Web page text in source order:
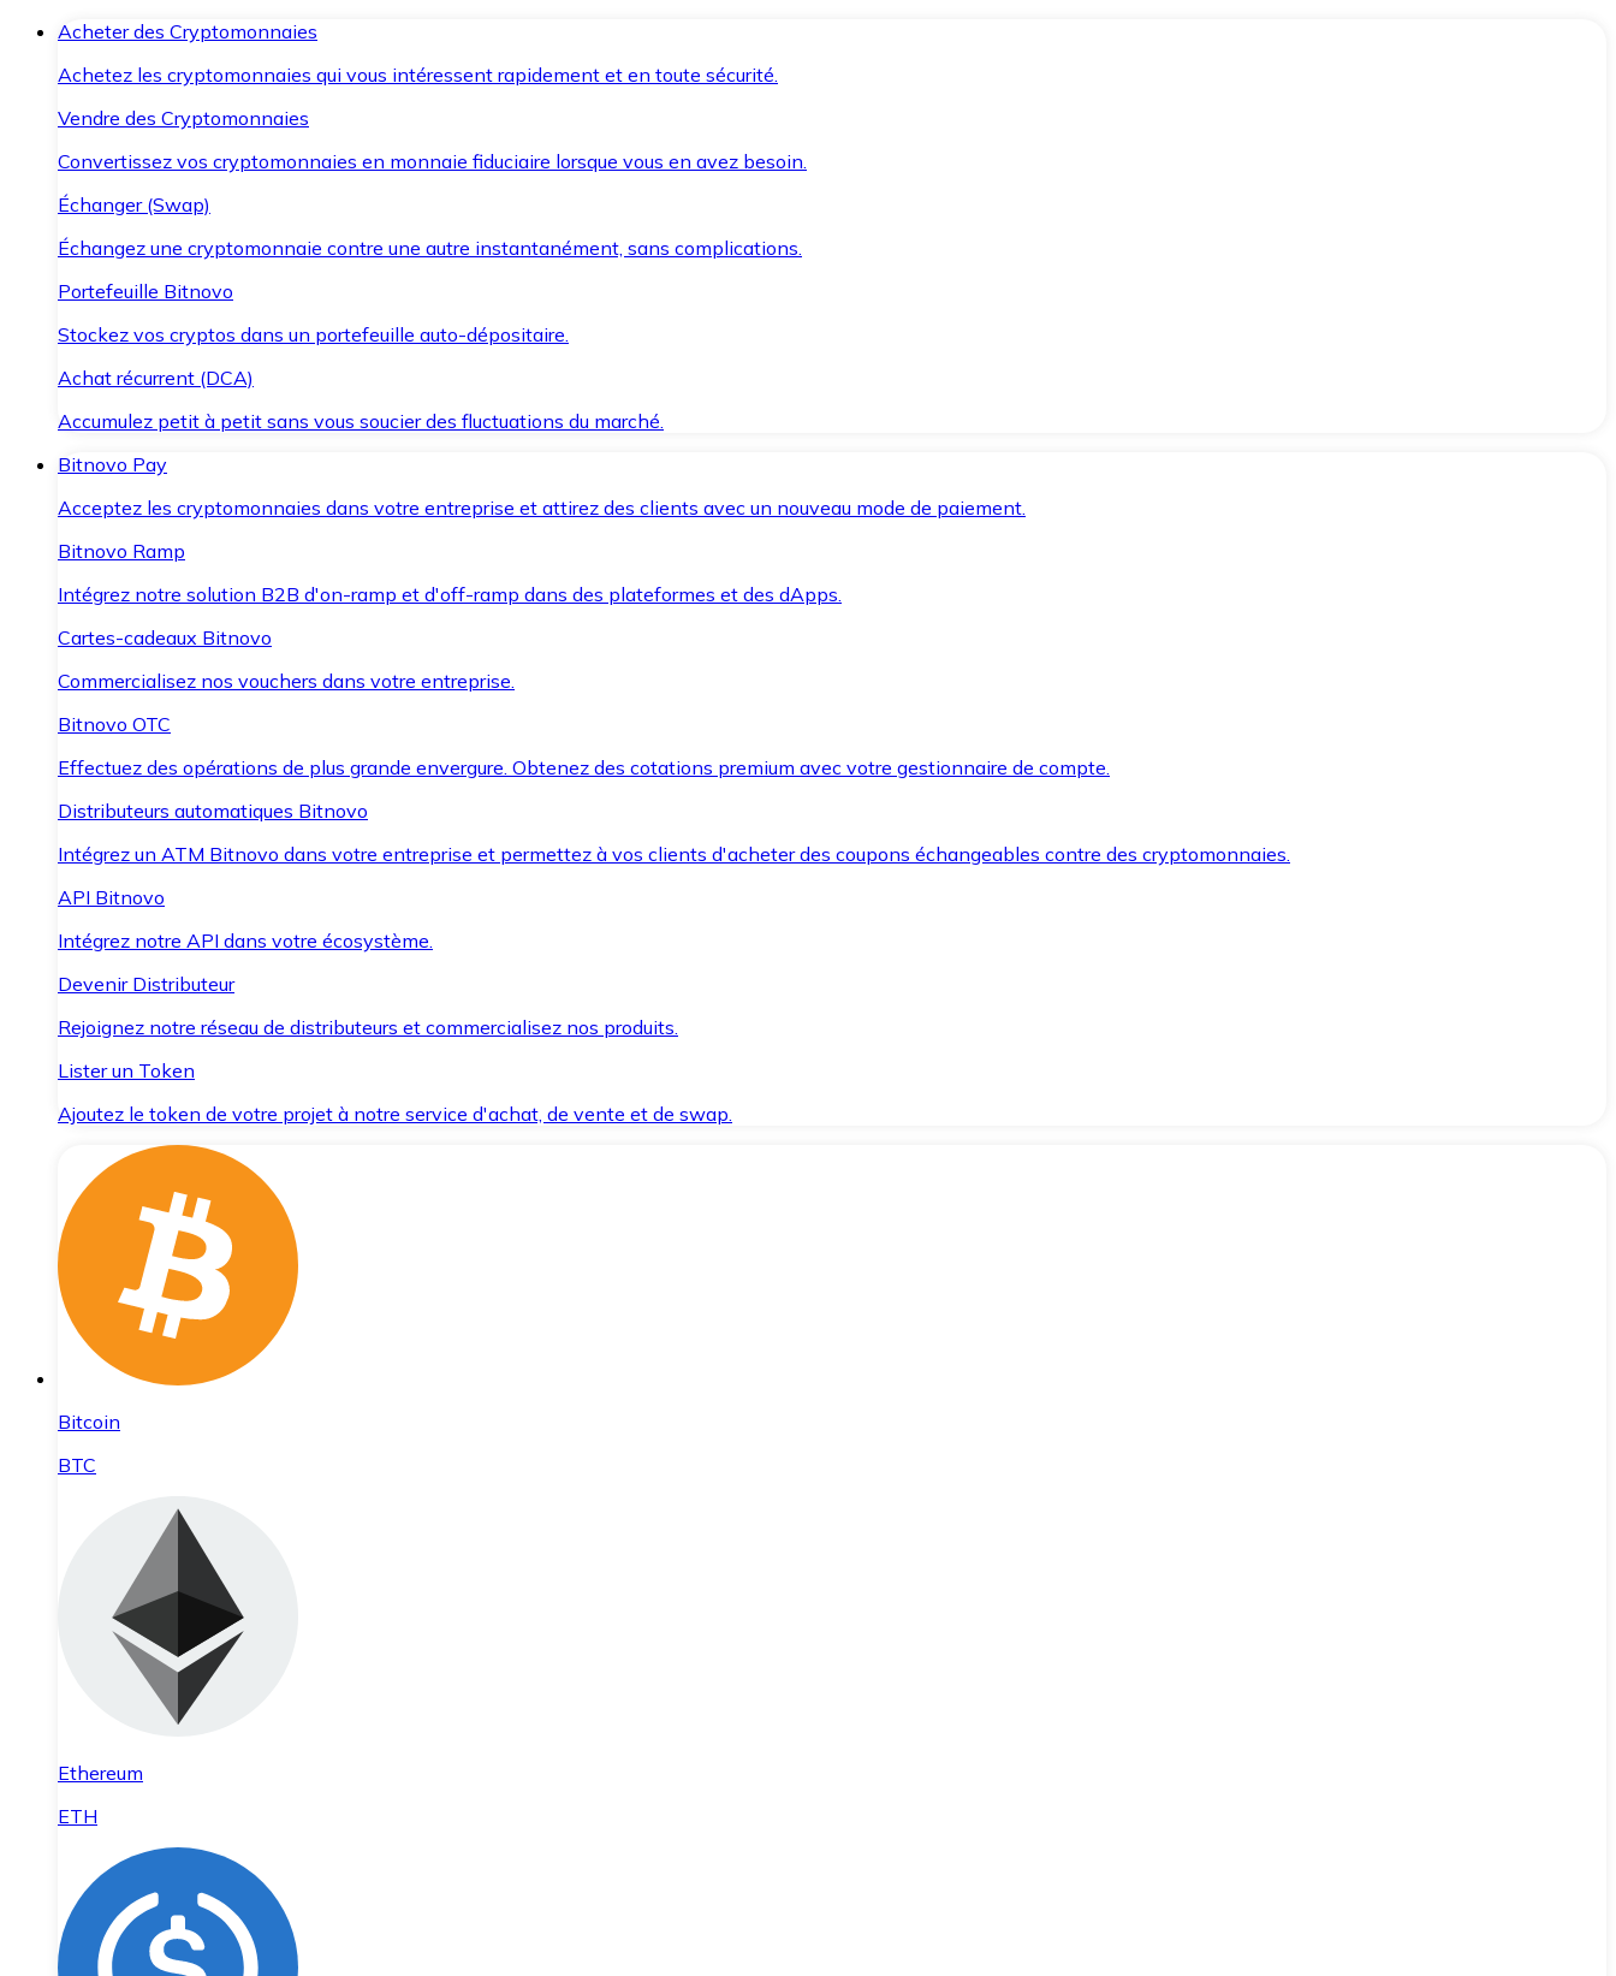
Acheter des Cryptomonnaies
Achetez les cryptomonnaies qui vous intéressent rapidement et en toute sécurité.
Vendre des Cryptomonnaies
Convertissez vos cryptomonnaies en monnaie fiduciaire lorsque vous en avez besoin.
Échanger (Swap)
Échangez une cryptomonnaie contre une autre instantanément, sans complications.
Portefeuille Bitnovo
Stockez vos cryptos dans un portefeuille auto-dépositaire.
Achat récurrent (DCA)
Accumulez petit à petit sans vous soucier des fluctuations du marché.
Bitnovo Pay
Acceptez les cryptomonnaies dans votre entreprise et attirez des clients avec un nouveau mode de paiement.
Bitnovo Ramp
Intégrez notre solution B2B d'on-ramp et d'off-ramp dans des plateformes et des dApps.
Cartes-cadeaux Bitnovo
Commercialisez nos vouchers dans votre entreprise.
Bitnovo OTC
Effectuez des opérations de plus grande envergure. Obtenez des cotations premium avec votre gestionnaire de compte.
Distributeurs automatiques Bitnovo
Intégrez un ATM Bitnovo dans votre entreprise et permettez à vos clients d'acheter des coupons échangeables contre des cryptomonnaies.
API Bitnovo
Intégrez notre API dans votre écosystème.
Devenir Distributeur
Rejoignez notre réseau de distributeurs et commercialisez nos produits.
Lister un Token
Ajoutez le token de votre projet à notre service d'achat, de vente et de swap.
Bitcoin
BTC
Ethereum
ETH